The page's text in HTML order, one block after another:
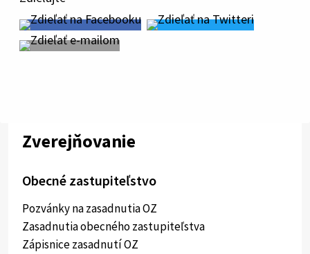
Zverejňovanie
Obecné zastupiteľstvo
Pozvánky na zasadnutia OZ
Zasadnutia obecného zastupiteľstva
Zápisnice zasadnutí OZ